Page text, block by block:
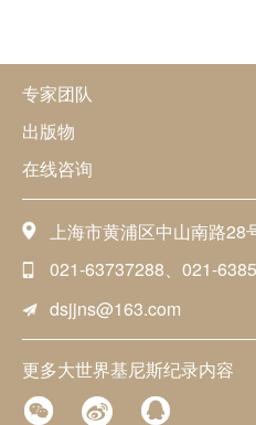
专家团队
出版物
在线咨询
上海市黄浦区中山南路28
021-63737288、021-
dsjjns@163.com
更多大世界基尼斯纪录内容